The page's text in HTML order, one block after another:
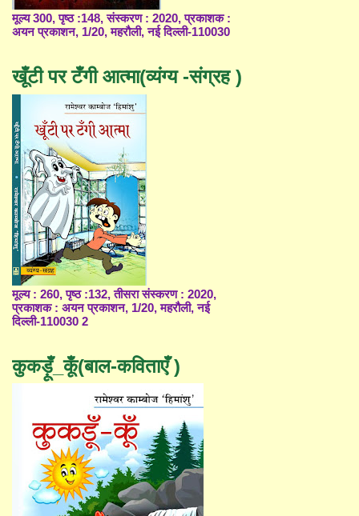
मूल्य 300, पृष्ठ :148, संस्करण : 2020, प्रकाशक :
अयन प्रकाशन, 1/20, महरौली, नई दिल्ली-110030
खूँटी पर टँगी आत्मा(व्यंग्य -संग्रह )
मूल्य : 260, पृष्ठ :132, तीसरा संस्करण : 2020,
प्रकाशक : अयन प्रकाशन, 1/20, महरौली, नई
दिल्ली-110030 2
कुकड़ूँ_कूँ(बाल-कविताएँ )